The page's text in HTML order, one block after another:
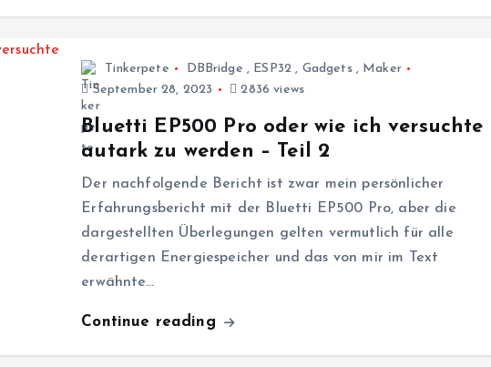
Tinkerpete DBBridge , ESP32 , Gadgets, Maker
September 28, 2023
2836 views
Bluetti EP500 Pro oder wie ich versuchte
autark zu werden – Teil 2
Der nachfolgende Bericht ist zwar mein persönlicher
Erfahrungsbericht mit der Bluetti EP500 Pro, aber die
dargestellten Überlegungen gelten vermutlich für alle
derartigen Energiespeicher und das von mir im Text
erwähnte…
Continue reading